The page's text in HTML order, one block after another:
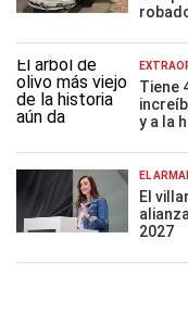
Tiene
y a la
EL
El
2027